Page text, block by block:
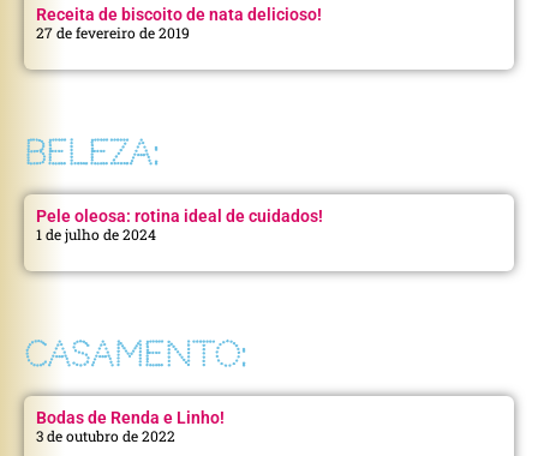
Receita de biscoito de nata delicioso!
27 de fevereiro de 2019
BELEZA:
Pele oleosa: rotina ideal de cuidados!
1 de julho de 2024
CASAMENTO:
Bodas de Renda e Linho!
3 de outubro de 2022